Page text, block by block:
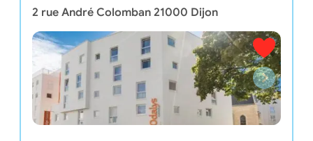
2 rue André Colomban 21000 Dijon